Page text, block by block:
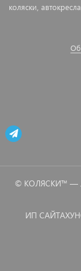
коляски,
© КОЛЯСКИ™ —
ИП